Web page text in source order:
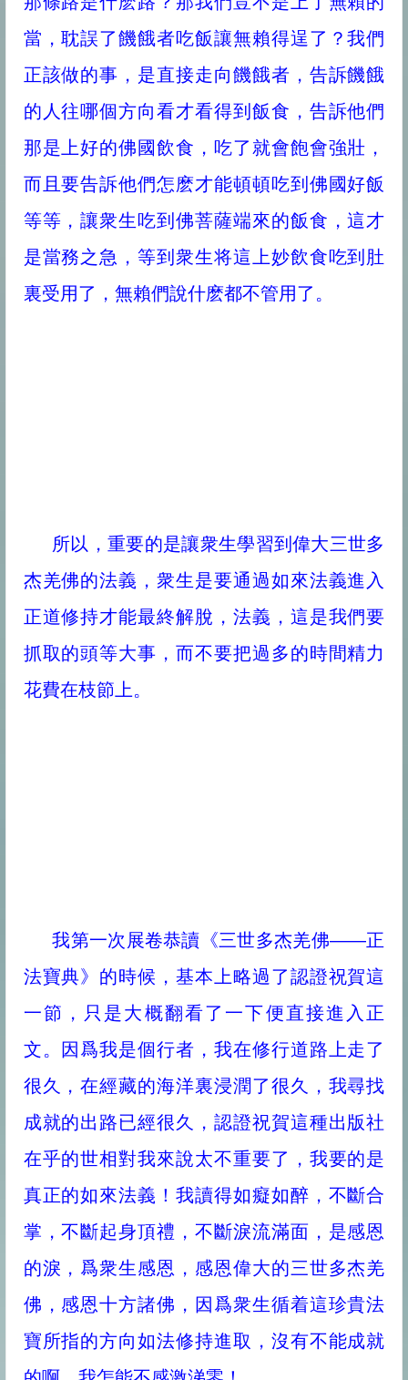
當，耽誤了饑餓者吃飯讓無賴得逞了？我們
正該做的事，是直接走向饑餓者，告訴饑餓
的人往哪個方向看才看得到飯食，告訴他們
那是上好的佛國飲食，吃了就會飽會強壯，
而且要告訴他們怎麽才能頓頓吃到佛國好飯
等等，讓衆生吃到佛菩薩端來的飯食，這才
是當務之急，等到衆生将這上妙飲食吃到肚
裏受用了，無賴們說什麽都不管用了。
所以，重要的是讓衆生學習到偉大三世多
杰羌佛的法義，衆生是要通過如來法義進入
正道修持才能最終解脫，法義，這是我們要
抓取的頭等大事，而不要把過多的時間精力
花費在枝節上。
我第一次展卷恭讀《三世多杰羌佛——正
法寶典》的時候，基本上略過了認證祝賀這
一節，只是大概翻看了一下便直接進入正
文。因爲我是個行者，我在修行道路上走了
很久，在經藏的海洋裏浸潤了很久，我尋找
成就的出路已經很久，認證祝賀這種出版社
在乎的世相對我來說太不重要了，我要的是
真正的如來法義！我讀得如癡如醉，不斷合
掌，不斷起身頂禮，不斷淚流滿面，是感恩
的淚，爲衆生感恩，感恩偉大的三世多杰羌
佛，感恩十方諸佛，因爲衆生循着這珍貴法
寶所指的方向如法修持進取，沒有不能成就